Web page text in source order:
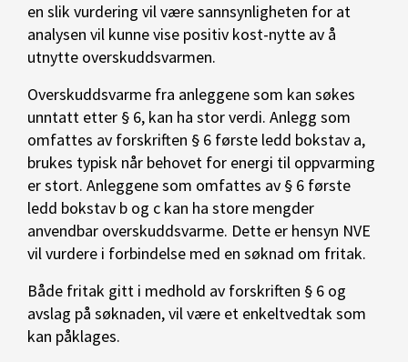
en slik vurdering vil være sannsynligheten for at
analysen vil kunne vise positiv kost-nytte av å
utnytte overskuddsvarmen.
Overskuddsvarme fra anleggene som kan søkes
unntatt etter § 6, kan ha stor verdi. Anlegg som
omfattes av forskriften § 6 første ledd bokstav a,
brukes typisk når behovet for energi til oppvarming
er stort. Anleggene som omfattes av § 6 første
ledd bokstav b og c kan ha store mengder
anvendbar overskuddsvarme. Dette er hensyn NVE
vil vurdere i forbindelse med en søknad om fritak.
Både fritak gitt i medhold av forskriften § 6 og
avslag på søknaden, vil være et enkeltvedtak som
kan påklages.